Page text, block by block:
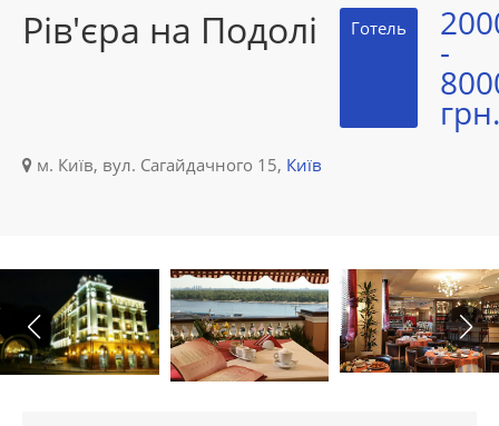
Рів'єра на Подолі Готель
-
грн.
м. Київ, вул. Сагайдачного 15, Київ